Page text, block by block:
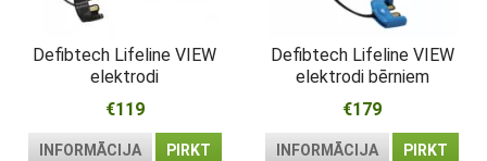
Defibtech Lifeline VIEW
elektrodi
€119
INFORMĀCIJA PIRKT
Defibtech Lifeline VIEW
elektrodi bērniem
€179
INFORMĀCIJA PIRKT